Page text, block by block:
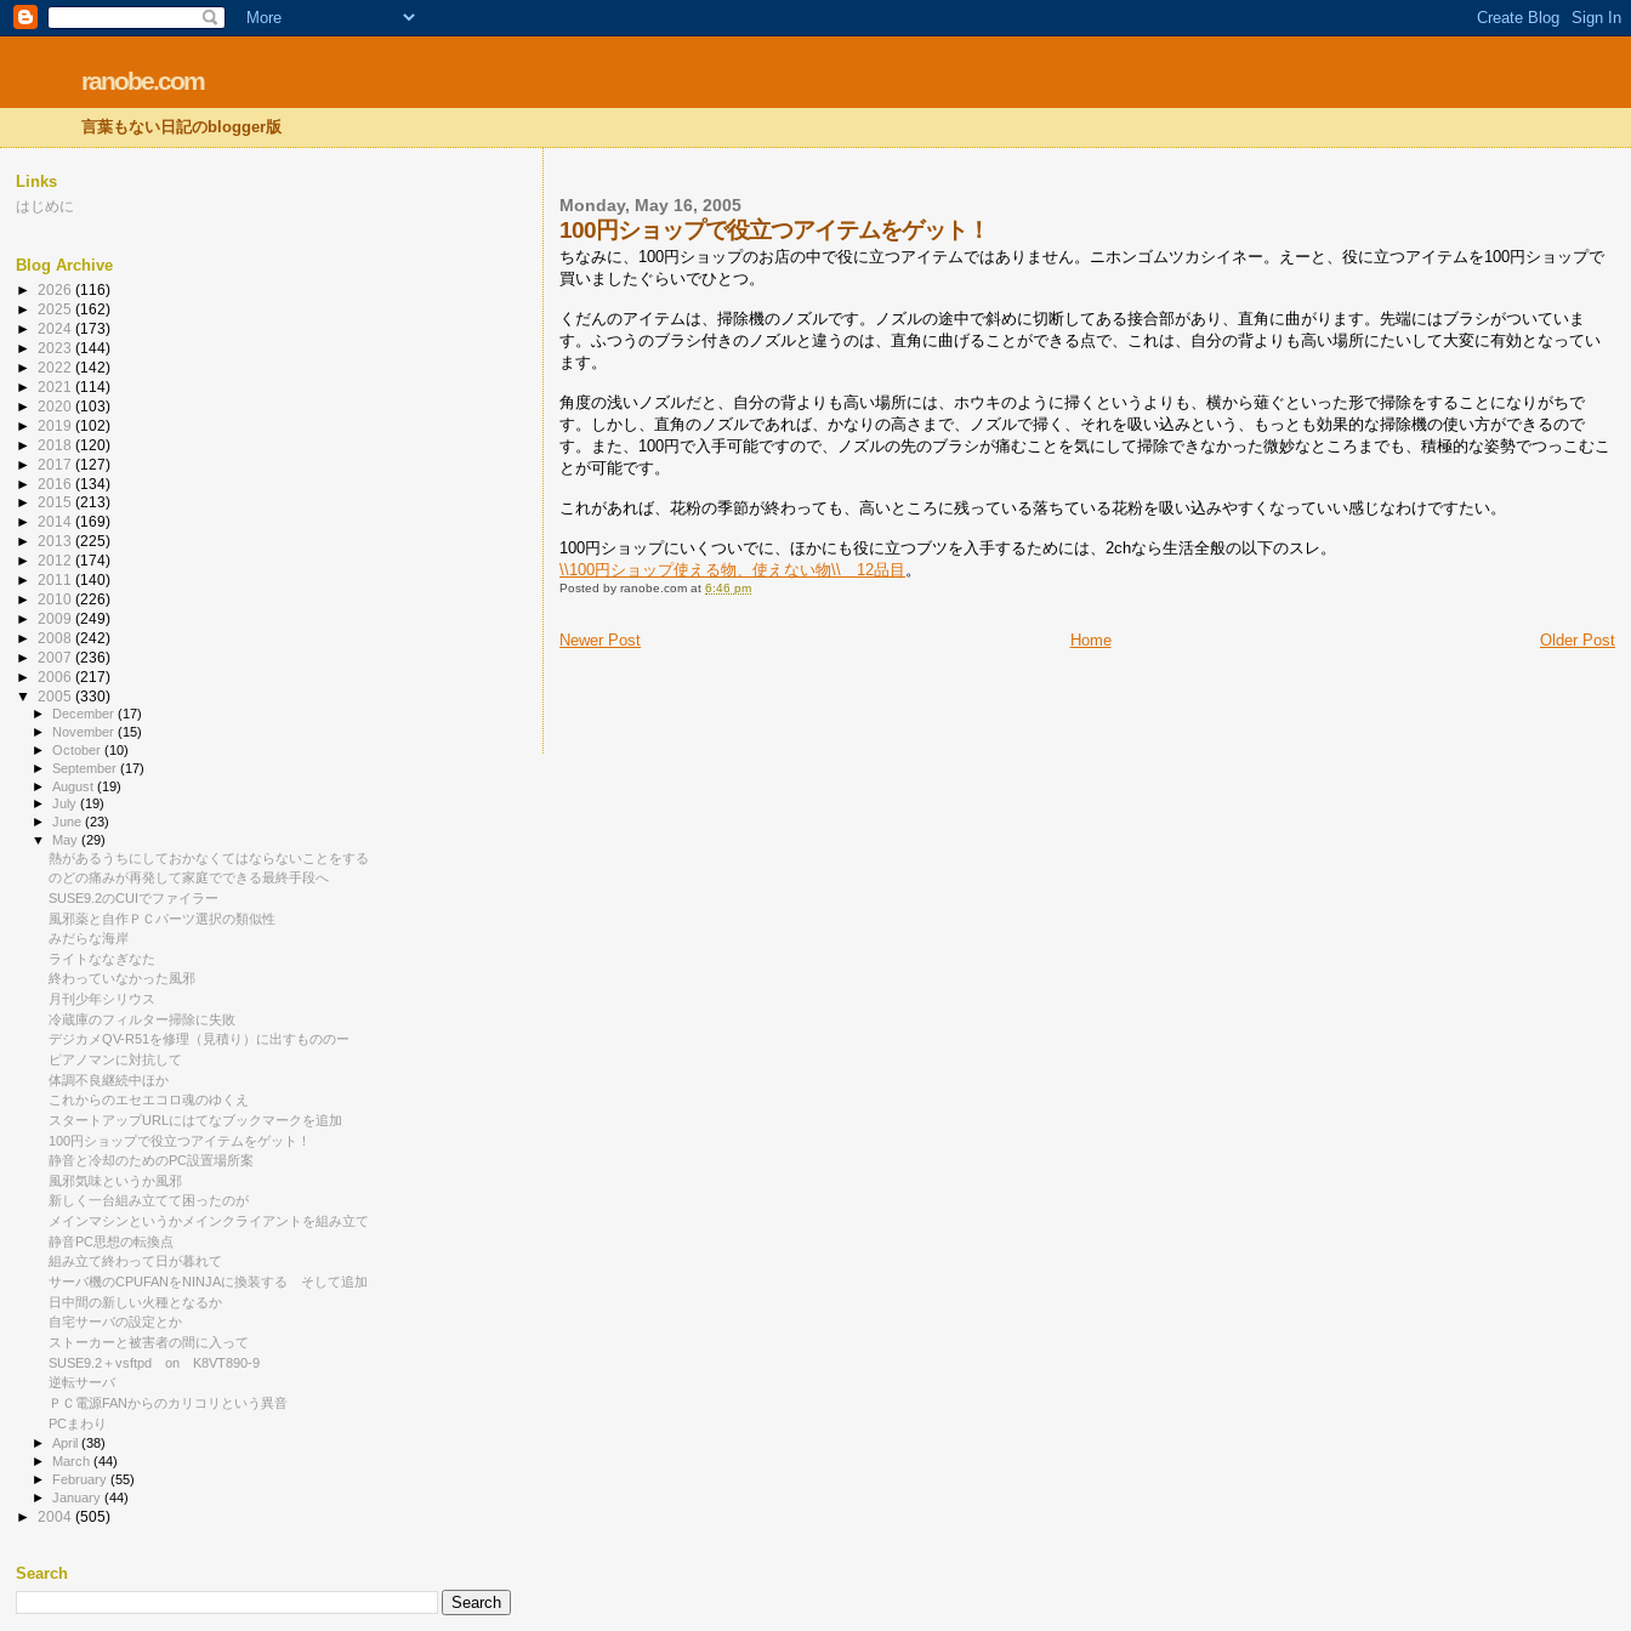
ranobe.com
言葉もない日記のblogger版
Monday, May 16, 2005
100円ショップで役立つアイテムをゲット！
ちなみに、100円ショップのお店の中で役に立つアイテムではありません。ニホンゴムツカシイネー。えーと、役に立つアイテムを100円ショップで
買いましたぐらいでひとつ。
くだんのアイテムは、掃除機のノズルです。ノズルの途中で斜めに切断してある接合部があり、直角に曲がります。先端にはブラシがついていま
す。ふつうのブラシ付きのノズルと違うのは、直角に曲げることができる点で、これは、自分の背よりも高い場所にたいして大変に有効となってい
ます。
角度の浅いノズルだと、自分の背よりも高い場所には、ホウキのように掃くというよりも、横から薙ぐといった形で掃除をすることになりがちで
す。しかし、直角のノズルであれば、かなりの高さまで、ノズルで掃く、それを吸い込みという、もっとも効果的な掃除機の使い方ができるので
す。また、100円で入手可能ですので、ノズルの先のブラシが痛むことを気にして掃除できなかった微妙なところまでも、積極的な姿勢でつっこむこ
とが可能です。
これがあれば、花粉の季節が終わっても、高いところに残っている落ちている花粉を吸い込みやすくなっていい感じなわけですたい。
100円ショップにいくついでに、ほかにも役に立つブツを入手するためには、2chなら生活全般の以下のスレ。
\\100円ショップ使える物、使えない物\\ 12品目 。
Posted byranobe.com at6:46 pm
Newer Post Older Post
Home
Links
はじめに
Blog Archive
► 2026 (116)
► 2025 (162)
► 2024 (173)
► 2023 (144)
► 2022 (142)
► 2021 (114)
► 2020 (103)
► 2019 (102)
► 2018 (120)
► 2017 (127)
► 2016 (134)
► 2015 (213)
► 2014 (169)
► 2013 (225)
► 2012 (174)
► 2011 (140)
► 2010 (226)
► 2009 (249)
► 2008 (242)
► 2007 (236)
► 2006 (217)
▼ 2005 (330)
► December(17)
►
November(15)
►October(10)
►September(17)
►August(19)
►July(19)
►June(23)
▼ May(29)
熱があるうちにしておかなくてはならないことをする
のどの痛みが再発して家庭でできる最終手段へ
SUSE9.2のCUIでファイラー
風邪薬と自作ＰＣパーツ選択の類似性
みだらな海岸
ライトななぎなた
終わっていなかった風邪
月刊少年シリウス
冷蔵庫のフィルター掃除に失敗
デジカメQV-R51を修理（見積り）に出すもののー
ピアノマンに対抗して
体調不良継続中ほか
これからのエセエコロ魂のゆくえ
スタートアップURLにはてなブックマークを追加
100円ショップで役立つアイテムをゲット！
静音と冷却のためのPC設置場所案
風邪気味というか風邪
新しく一台組み立てて困ったのが
メインマシンというかメインクライアントを組み立て
静音PC思想の転換点
組み立て終わって日が暮れて
サーバ機のCPUFANをNINJAに換装する そして追加
日中間の新しい火種となるか
自宅サーバの設定とか
ストーカーと被害者の間に入って
SUSE9.2＋vsftpd on K8VT890-9
逆転サーバ
ＰＣ電源FANからのカリコリという異音
PCまわり
►April(38)
► March(44)
► February(55)
►January(44)
► 2004 (505)
Search